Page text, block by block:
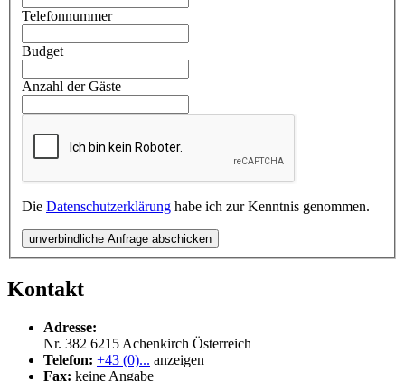
Telefonnummer
Budget
Anzahl der Gäste
Die Datenschutzerklärung habe ich zur Kenntnis genommen.
unverbindliche Anfrage abschicken
Kontakt
Adresse:
Nr. 382 6215 Achenkirch Österreich
Telefon: +43 (0)... anzeigen
Fax: keine Angabe